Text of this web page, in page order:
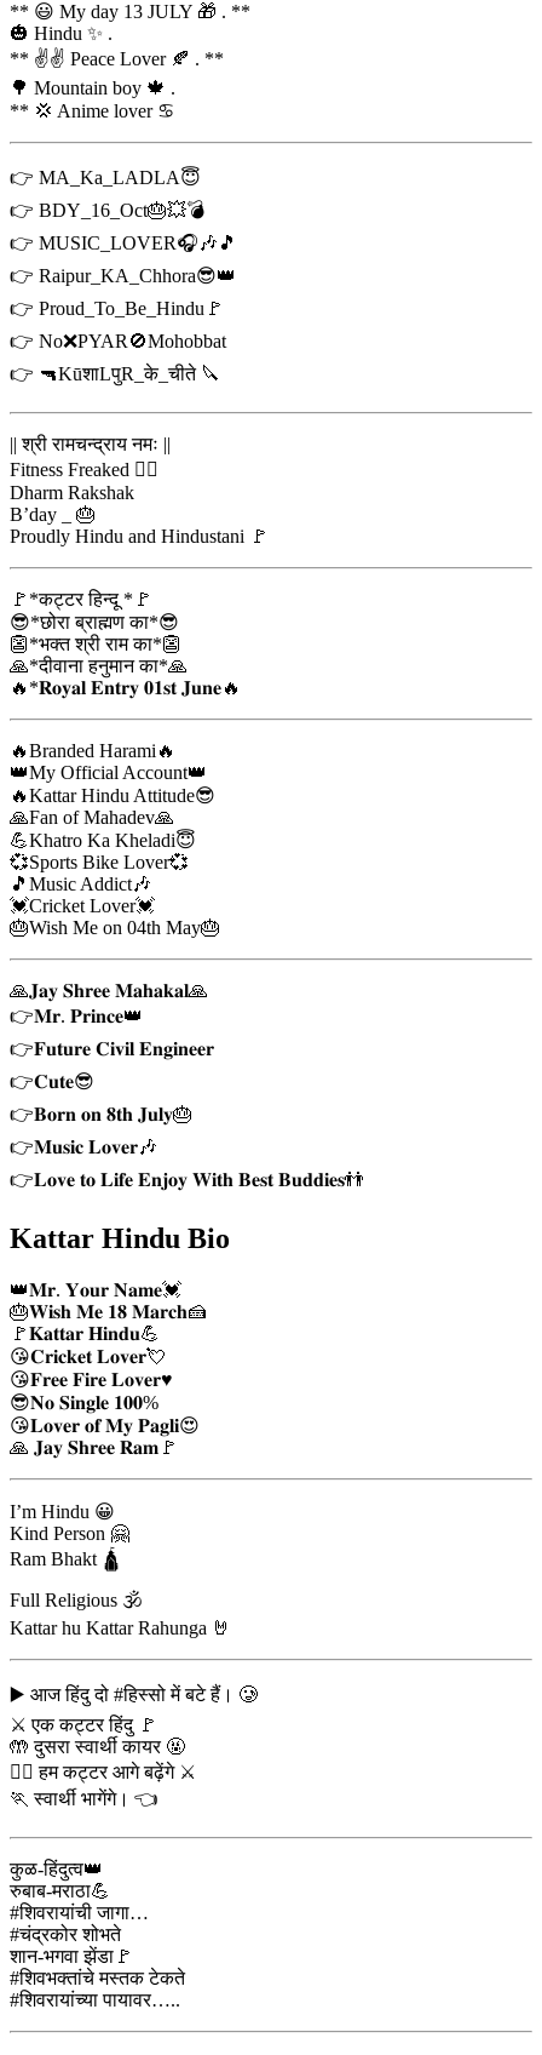
** 😃 My day 13 JULY 🎁 . **
🎃 Hindu ✨ .
** ✌✌ Peace Lover 🍂 . **
🌳 Mountain boy 🍁 .
** 💢 Anime lover ♋
👉 MA_Ka_LADLA😇
👉 BDY_16_Oct🎂💥💣
👉 MUSIC_LOVER🎧🎶🎵
👉 Raipur_KA_Chhora😎👑
👉 Proud_To_Be_Hindu🚩
👉 No❌PYAR🚫Mohobbat
👉 🔫KūशाLपुR_के_चीते 🔪
|| श्री रामचन्द्राय नमः ||
Fitness Freaked 🏋‍♀️
Dharm Rakshak
B’day _ 🎂
Proudly Hindu and Hindustani 🚩
🚩*कट्टर हिन्दू *🚩
😎*छोरा ब्राह्मण का*😎
👺*भक्त श्री राम का*👺
🙏*दीवाना हनुमान का*🙏
🔥*𝐑𝐨𝐲𝐚𝐥 𝐄𝐧𝐭𝐫𝐲 𝟎𝟏𝐬𝐭 𝐉𝐮𝐧𝐞🔥
🔥Branded Harami🔥
👑My Official Account👑
🔥Kattar Hindu Attitude😎
🙏Fan of Mahadev🙏
💪Khatro Ka Kheladi😇
💞Sports Bike Lover💞
🎵Music Addict🎶
💓Cricket Lover💓
🎂Wish Me on 04th May🎂
🙏𝐉𝐚𝐲 𝐒𝐡𝐫𝐞𝐞 𝐌𝐚𝐡𝐚𝐤𝐚𝐥🙏
👉𝐌𝐫. 𝐏𝐫𝐢𝐧𝐜𝐞👑
👉𝐅𝐮𝐭𝐮𝐫𝐞 𝐂𝐢𝐯𝐢𝐥 𝐄𝐧𝐠𝐢𝐧𝐞𝐞𝐫
👉𝐂𝐮𝐭𝐞😎
👉𝐁𝐨𝐫𝐧 𝐨𝐧 𝟖𝐭𝐡 𝐉𝐮𝐥𝐲🎂
👉𝐌𝐮𝐬𝐢𝐜 𝐋𝐨𝐯𝐞𝐫🎶
👉𝐋𝐨𝐯𝐞 𝐭𝐨 𝐋𝐢𝐟𝐞 𝐄𝐧𝐣𝐨𝐲 𝐖𝐢𝐭𝐡 𝐁𝐞𝐬𝐭 𝐁𝐮𝐝𝐝𝐢𝐞𝐬👬
Kattar Hindu Bio
👑𝐌𝐫. 𝐘𝐨𝐮𝐫 𝐍𝐚𝐦𝐞💓
🎂𝐖𝐢𝐬𝐡 𝐌𝐞 𝟏𝟖 𝐌𝐚𝐫𝐜𝐡🍰
🚩𝐊𝐚𝐭𝐭𝐚𝐫 𝐇𝐢𝐧𝐝𝐮💪
😘𝐂𝐫𝐢𝐜𝐤𝐞𝐭 𝐋𝐨𝐯𝐞𝐫💘
😘𝐅𝐫𝐞𝐞 𝐅𝐢𝐫𝐞 𝐋𝐨𝐯𝐞𝐫♥️
😎𝐍𝐨 𝐒𝐢𝐧𝐠𝐥𝐞 𝟏𝟎𝟎%
😘𝐋𝐨𝐯𝐞𝐫 𝐨𝐟 𝐌𝐲 𝐏𝐚𝐠𝐥𝐢😍
🙏 𝐉𝐚𝐲 𝐒𝐡𝐫𝐞𝐞 𝐑𝐚𝐦🚩
I’m Hindu 😀
Kind Person 🤗
Ram Bhakt 🛕
Full Religious 🕉
Kattar hu Kattar Rahunga 🤘
▶️ आज हिंदु दो #हिस्सो में बटे हैं। 🥲
⚔️ एक कट्टर हिंदु 🚩
🤲 दुसरा स्वार्थी कायर 🤬
🏋️‍♂️ हम कट्टर आगे बढ़ेंगे ⚔️
🏃 स्वार्थी भागेंगे। 👈
कुळ-हिंदुत्व👑
रुबाब-मराठा💪
#शिवरायांची जागा…
#चंद्रकोर शोभते
शान-भगवा झेंडा🚩
#शिवभक्तांचे मस्तक टेकते
#शिवरायांच्या पायावर…..